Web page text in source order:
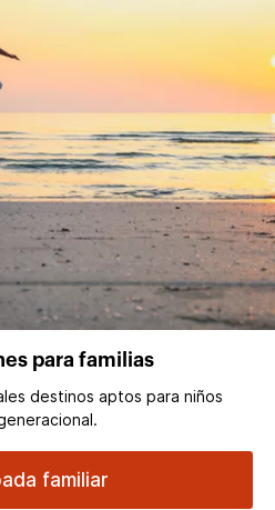
para familias
destinos aptos para niños
familiar